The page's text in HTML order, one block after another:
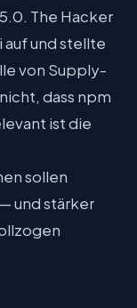
The Hacker
auf und stellte
von Supply-
dass npm
ist die
sollen
und stärker